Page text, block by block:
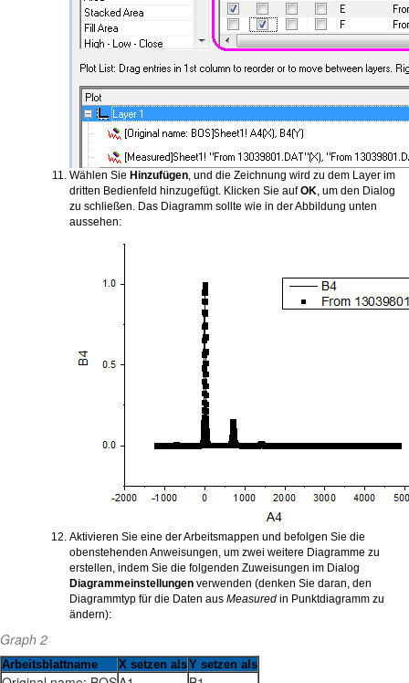
Wählen Sie Hinzufügen , und die Zeichnung wird zu dem Layer im
dritten Bedienfeld hinzugefügt. Klicken Sie aufOK , um den Dialog
zu schließen. Das Diagramm sollte wie in der Abbildung unten
aussehen:
Aktivieren Sie eine der Arbeitsmappen und befolgen Sie die
obenstehenden Anweisungen, um zwei weitere Diagramme zu
erstellen, indem Sie die folgenden Zuweisungen im Dialog
Diagrammeinstellungen verwenden (denken Sie daran, den
Diagrammtyp für die Daten aus Measured in Punktdiagramm zu
ändern):
Graph 2
Arbeitsblattname X setzen alsY setzen als